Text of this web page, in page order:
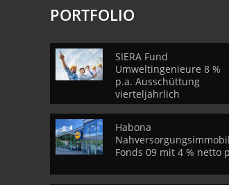
PORTFOLIO
SIERA Fund
Umweltingenieure 8 %
p.a. Ausschüttung
vierteljährlich
Habona
Fonds 09 mit 4 % netto